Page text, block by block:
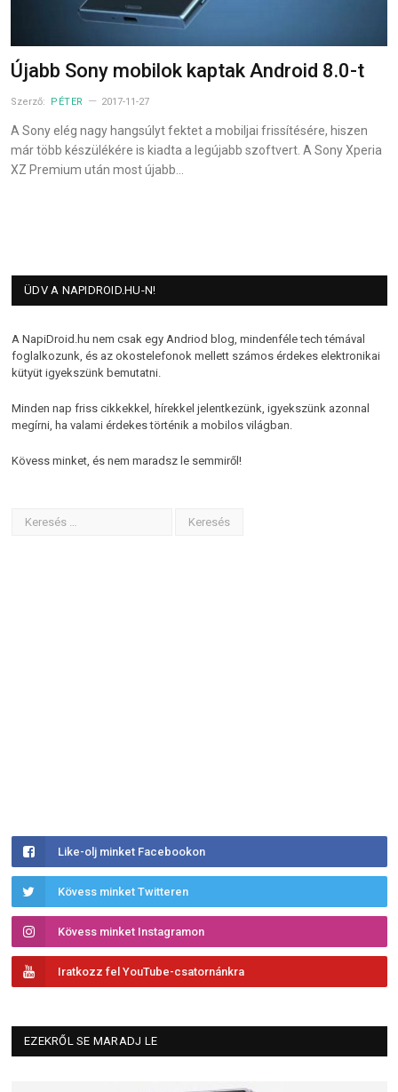
Újabb Sony mobilok kaptak Android 8.0-t
Szerző: PÉTER 2017-11-27
A Sony elég nagy hangsúlyt fektet a mobiljai frissítésére, hiszen
már több készülékére is kiadta a legújabb szoftvert. A Sony Xperia
XZ Premium után most újabb…
ÜDV A NAPIDROID.HU-N!
A NapiDroid.hu nem csak egy Andriod blog, mindenféle tech témával
foglalkozunk, és az okostelefonok mellett számos érdekes elektronikai
kütyüt igyekszünk bemutatni.
Minden nap friss cikkekkel, hírekkel jelentkezünk, igyekszünk azonnal
megírni, ha valami érdekes történik a mobilos világban.
Kövess minket, és nem maradsz le semmiről!
Like-olj minket Facebookon
Kövess minket Twitteren
Kövess minket Instagramon
Iratkozz fel YouTube-csatornánkra
EZEKRŐL SE MARADJ LE